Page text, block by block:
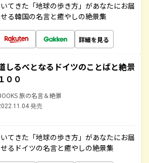
てきた「地球の歩き方」があなたにお届
る韓国の名言と癒やしの絶景集
詳細を見る
しるべとなるドイツのことばと絶景
００
旅の名言＆絶景
発売
てきた「地球の歩き方」があなたにお届
るドイツの名言と癒やしの絶景集